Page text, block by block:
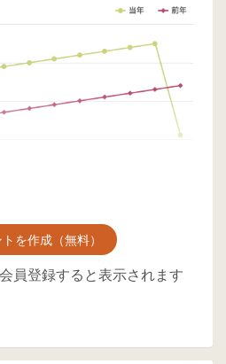
を作成（無料）
員登録すると表示されます